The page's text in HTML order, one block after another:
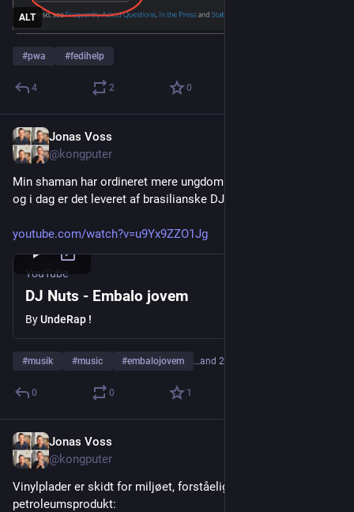
ALT
#pwa #fedihelp
4 2 0
Jonas Voss
@kongputer
Min shaman har ordineret mere ungdommelig energi i mit liv,
og i dag er det leveret af brasilianske DJ Nuts:
youtube.com/watch?v=u9Yx9ZZO1Jg
YouTube
DJ Nuts - Embalo jovem
ByUndeRap !
#musik #music #embalojovem …and 2 more
0 0 1
Jonas Voss
@kongputer
Vinylplader er skidt for miljøet, forståeligt nok, da det er et
petroleumsprodukt: